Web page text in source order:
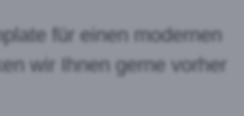
für einen modernen
wir Ihnen gerne vorher